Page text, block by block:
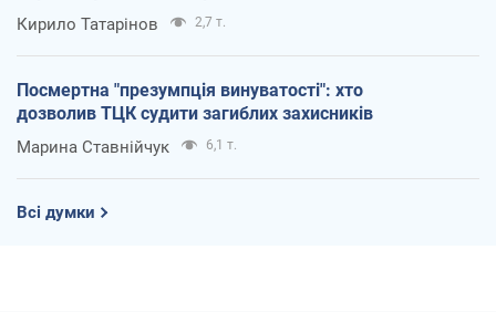
Кирило Татарінов 2,7 т.
Посмертна "презумпція винуватості": хто
дозволив ТЦК судити загиблих захисників
Марина Ставнійчук 6,1 т.
Всі думки